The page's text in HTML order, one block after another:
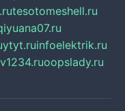
tesotomeshell.ru
ytyt.ruinfoelektrik.ru
oopslady.ru